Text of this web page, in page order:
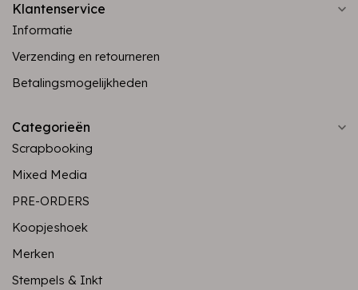
Klantenservice
Informatie
Verzending en retourneren
Betalingsmogelijkheden
Categorieën
Scrapbooking
Mixed Media
PRE-ORDERS
Koopjeshoek
Merken
Stempels & Inkt